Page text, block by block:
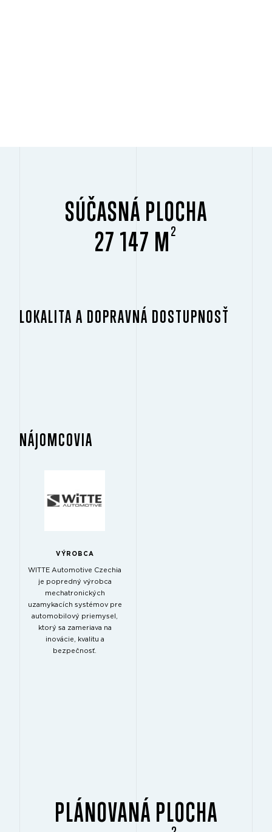
SÚČASNÁ PLOCHA
27 147 M 2
LOKALITA A DOPRAVNÁ DOSTUPNOSŤ
NÁJOMCOVIA
VÝROBCA
WITTE Automotive Czechia
je popredný výrobca
mechatronických
uzamykacích systémov pre
automobilový priemysel,
ktorý sa zameriava na
inovácie, kvalitu a
bezpečnosť.
PLÁNOVANÁ PLOCHA